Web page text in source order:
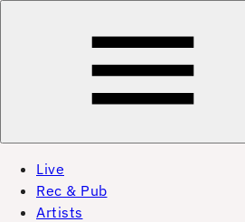
Live
Rec & Pub
Artists